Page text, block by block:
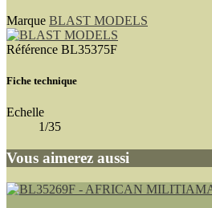
Marque BLAST MODELS
Référence BL35375F
Fiche technique
Echelle
1/35
Vous aimerez aussi